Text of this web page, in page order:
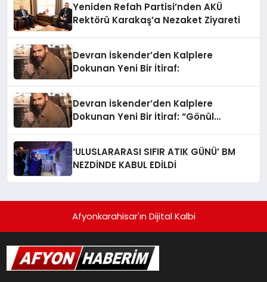
Yeniden Refah Partisi’nden AKÜ
Rektörü Karakaş’a Nezaket Ziyareti
Devran İskender’den Kalplere
Dokunan Yeni Bir İtiraf:
Devran İskender’den Kalplere
Dokunan Yeni Bir İtiraf: “Gönül
‘ULUSLARARASI SIFIR ATIK GÜNÜ’ BM
NEZDİNDE KABUL EDİLDİ
Afyonkarahisar'ın Dijital Kalbi